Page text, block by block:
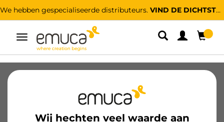
We hebben gespecialiseerde distributeurs. VIND DE DICHTSTBIJZIJNDE
Umschaltbare
Navigation
Wij hechten veel waarde aan
Geleiders voor laden
Glijders Keuken